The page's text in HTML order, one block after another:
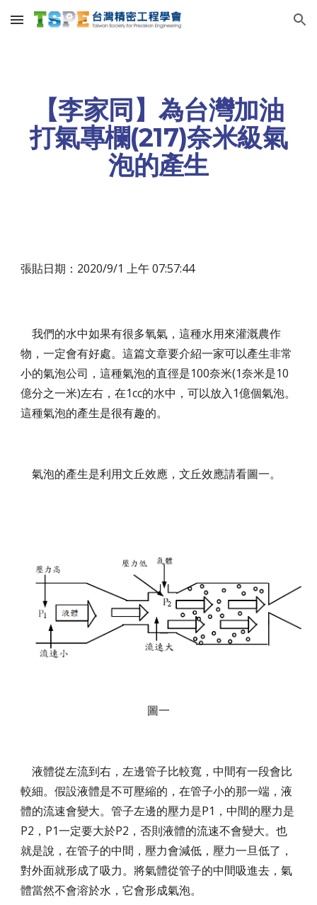
Skip to main content Skip to navigation
【李家同】為台灣加油
打氣專欄(217)奈米級氣
泡的產生
張貼日期：2020/9/1 上午 07:57:44
我們的水中如果有很多氧氣，這種水用來灌溉農作
物，一定會有好處。這篇文章要介紹一家可以產生非常
小的氣泡公司，這種氣泡的直徑是100奈米(1奈米是10
億分之一米)左右，在1cc的水中，可以放入1億個氣泡。
這種氣泡的產生是很有趣的。
氣泡的產生是利用文丘效應，文丘效應請看圖一。
圖一
液體從左流到右，左邊管子比較寬，中間有一段會比
較細。假設液體是不可壓縮的，在管子小的那一端，液
體的流速會變大。管子左邊的壓力是P1，中間的壓力是
P2，P1一定要大於P2，否則液體的流速不會變大。也
就是說，在管子的中間，壓力會減低，壓力一旦低了，
對外面就形成了吸力。將氣體從管子的中間吸進去，氣
體當然不會溶於水，它會形成氣泡。